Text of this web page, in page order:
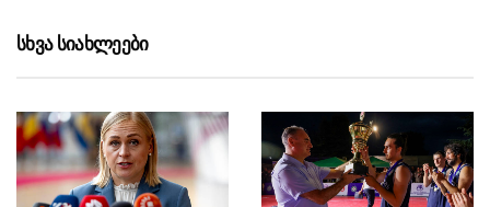
ბარამიძის განცხადებაზე: წინა ხაზზე ეგ არ
ყოფილა, ტალახში არ წოლილა და სანგარში
07.08 - 11:25ყაზახურ მედიაში საქართველოს
ტურიზმის ეროვნული ადმინისტრაციის
მარკეტინგული კამპანიის ფარგლებში
სტატიები მომზადდა
სხვა სიახლეები